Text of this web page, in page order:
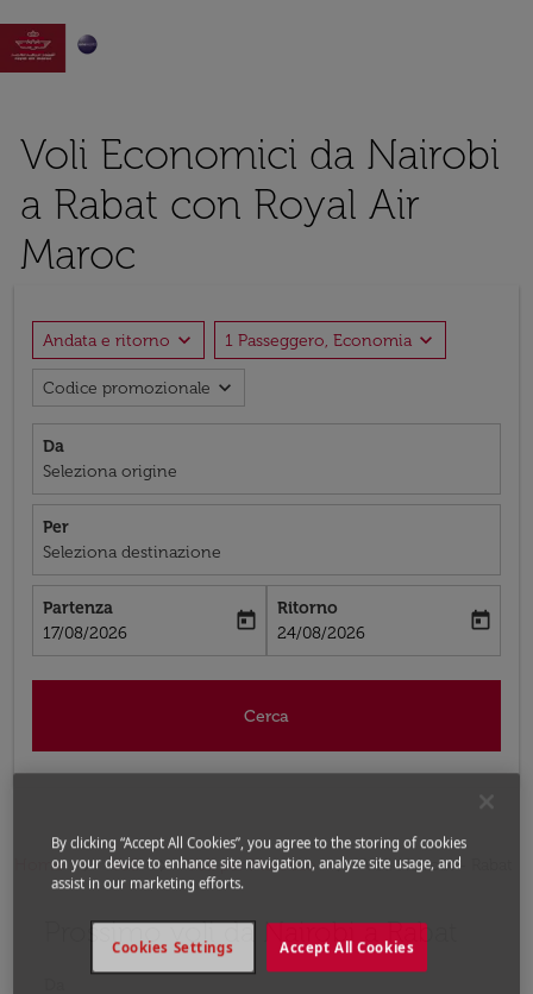

Voli Economici da Nairobi
a Rabat con Royal Air
Maroc
Andata e ritorno expand_more 1 Passeggero, Economia expand_more
Codice promozionale expand_more
Da
Seleziona origine
Per
Seleziona destinazione
Partenza
fc-booking-departure-date-aria-label
17/08/2026
today
Ritorno
fc-booking-return-date-aria-label
24/08/2026
today
Cerca
Home Voli Voli per Marocco Voli Nairobi - Rabat
Prossimo voli da Nairobi a Rabat
Prova ad aggiornare il tuo percorso (origine e/o
By clicking “Accept All Cookies”, you agree to the storing of cookies
on your device to enhance site navigation, analyze site usage, and
assist in our marketing efforts.
Accept All Cookies
Cookies Settings